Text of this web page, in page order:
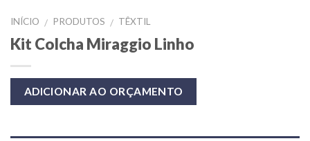
INÍCIO / PRODUTOS / TÊXTIL
Kit Colcha Miraggio Linho
ADICIONAR AO ORÇAMENTO